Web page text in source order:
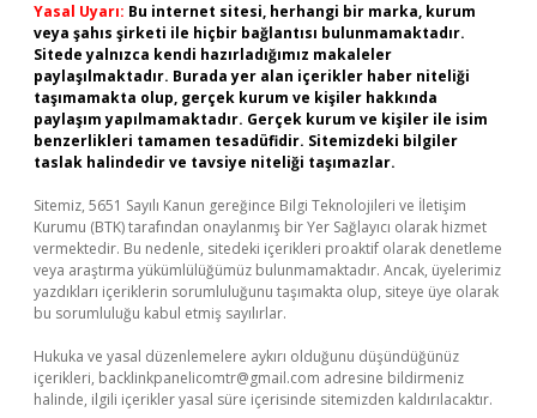
Yasal Uyarı: Bu internet sitesi, herhangi bir marka, kurum
veya şahıs şirketi ile hiçbir bağlantısı bulunmamaktadır.
Sitede yalnızca kendi hazırladığımız makaleler
paylaşılmaktadır. Burada yer alan içerikler haber niteliği
taşımamakta olup, gerçek kurum ve kişiler hakkında
paylaşım yapılmamaktadır. Gerçek kurum ve kişiler ile isim
benzerlikleri tamamen tesadüfidir. Sitemizdeki bilgiler
taslak halindedir ve tavsiye niteliği taşımazlar.
Sitemiz, 5651 Sayılı Kanun gereğince Bilgi Teknolojileri ve İletişim
Kurumu (BTK) tarafından onaylanmış bir Yer Sağlayıcı olarak hizmet
vermektedir. Bu nedenle, sitedeki içerikleri proaktif olarak denetleme
veya araştırma yükümlülüğümüz bulunmamaktadır. Ancak, üyelerimiz
yazdıkları içeriklerin sorumluluğunu taşımakta olup, siteye üye olarak
bu sorumluluğu kabul etmiş sayılırlar.
Hukuka ve yasal düzenlemelere aykırı olduğunu düşündüğünüz
içerikleri, backlinkpanelicomtr@gmail.com adresine bildirmeniz
halinde, ilgili içerikler yasal süre içerisinde sitemizden kaldırılacaktır.